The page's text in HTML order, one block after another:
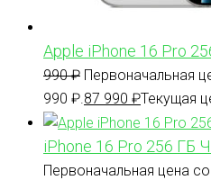
Apple iPhone 16 Pro
990₽ Первоначальная
990 ₽. 87 990 ₽Текущая
iPhone 16 Pro 256 ГБ
Первоначальная цена